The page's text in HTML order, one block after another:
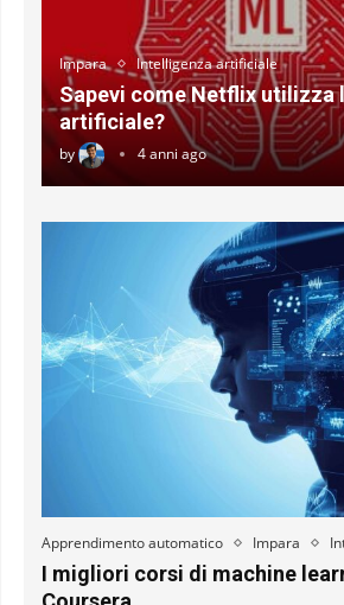
Impara Intelligenza artificiale
Sapevi come Netflix utilizza
artificiale?
by 4 anni ago
Apprendimento automatico Impara
I migliori corsi di machine